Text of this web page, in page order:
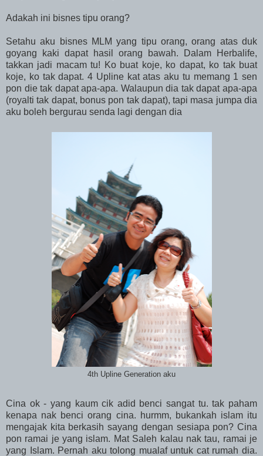
Adakah ini bisnes tipu orang?
Setahu aku bisnes MLM yang tipu orang, orang atas duk
goyang kaki dapat hasil orang bawah. Dalam Herbalife,
takkan jadi macam tu! Ko buat koje, ko dapat, ko tak buat
koje, ko tak dapat. 4 Upline kat atas aku tu memang 1 sen
pon die tak dapat apa-apa. Walaupun dia tak dapat apa-apa
(royalti tak dapat, bonus pon tak dapat), tapi masa jumpa dia
aku boleh bergurau senda lagi dengan dia
4th Upline Generation aku
Cina ok - yang kaum cik adid benci sangat tu. tak paham
kenapa nak benci orang cina. hurmm, bukankah islam itu
mengajak kita berkasih sayang dengan sesiapa pon? Cina
pon ramai je yang islam. Mat Saleh kalau nak tau, ramai je
yang Islam. Pernah aku tolong mualaf untuk cat rumah dia.